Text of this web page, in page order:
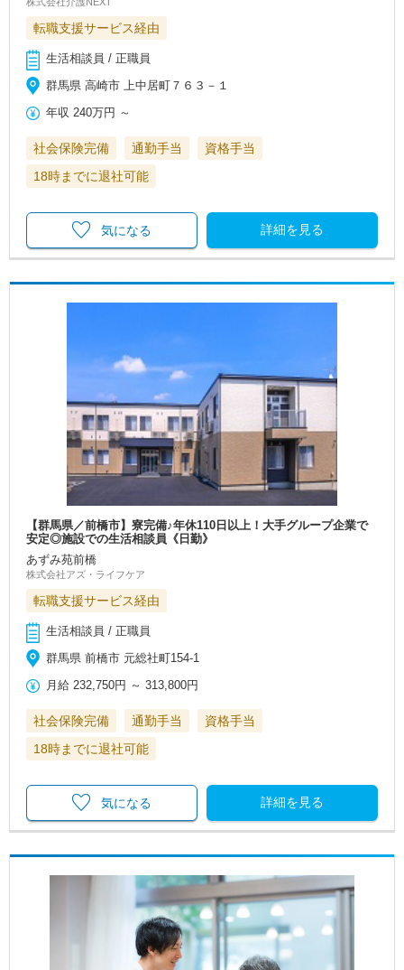
転職支援サービス経由
生活相談員 / 正職員
群馬県 高崎市 上中居町７６３－１
年収 240万円 ～
社会保険完備 通勤手当
資格手当
18時までに退社可能
詳細を見る
気になる
【群馬県／前橋市】寮完備♪年休110日以上！大手グループ企業で
安定◎施設での生活相談員《日勤》
あずみ苑前橋
株式会社アズ・ライフケア
転職支援サービス経由
生活相談員 / 正職員
群馬県 前橋市 元総社町154-1
月給 232,750円 ～313,800円
社会保険完備 通勤手当
資格手当
18時までに退社可能
詳細を見る
気になる